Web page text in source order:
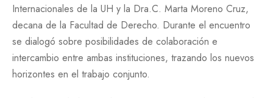
Internacionales de la UH y la Dra.C. Marta Moreno Cruz,
decana de la Facultad de Derecho. Durante el encuentro
se dialogó sobre posibilidades de colaboración e
intercambio entre ambas instituciones, trazando los nuevos
horizontes en el trabajo conjunto.